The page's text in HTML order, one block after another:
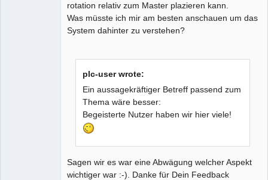
rotation relativ zum Master plazieren kann.
Was müsste ich mir am besten anschauen um das
System dahinter zu verstehen?
plc-user wrote:
Ein aussagekräftiger Betreff passend zum
Thema wäre besser:
Begeisterte Nutzer haben wir hier viele!
Sagen wir es war eine Abwägung welcher Aspekt
wichtiger war :-). Danke für Dein Feedback